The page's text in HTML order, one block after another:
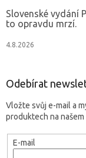
Slovenské vydání
to opravdu mrzí.
4.8.2026
Odebírat
Vložte svůj e-mail a
produktech na
E-mail